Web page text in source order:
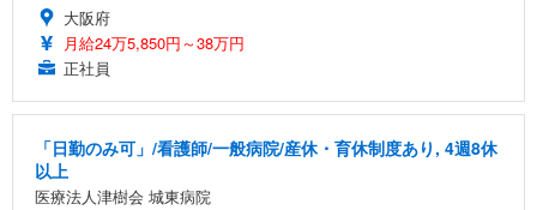
大阪府
月給24万5,850円～38万円
正社員
「日勤のみ可」/看護師/一般病院/産休・育休制度あり, 4週8休
以上
医療法人津樹会 城東病院